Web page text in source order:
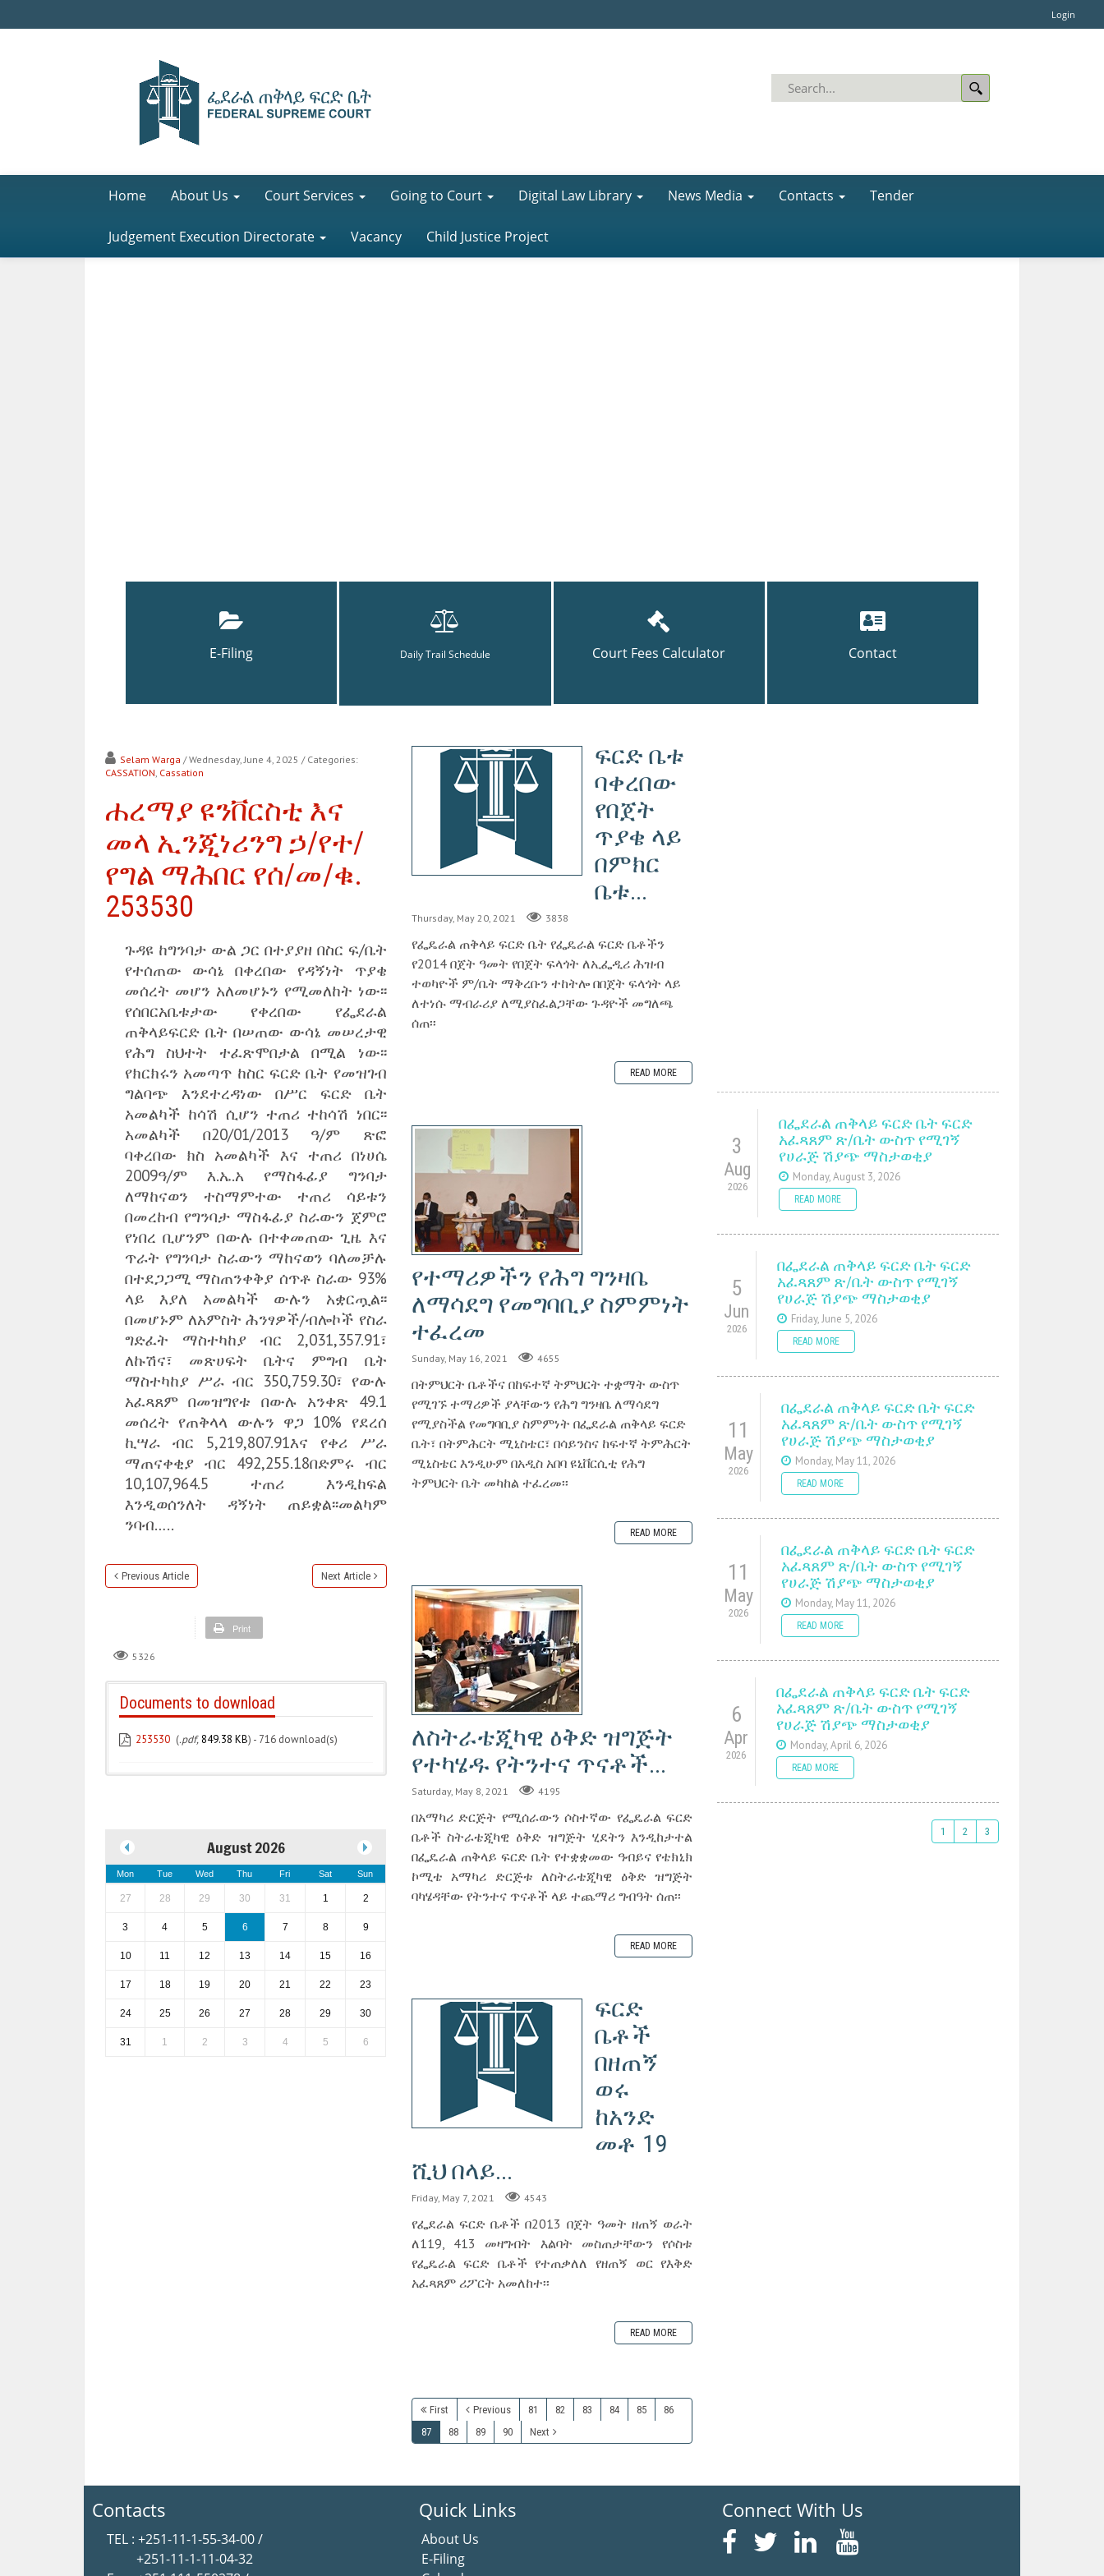
Login
Home About Us Court Services Going to Court Digital Law Library News Media Contacts Tender
Judgement Execution Directorate Vacancy Child Justice Project
E-Filing Daily Trail Schedule Court Fees Calculator Contact
Selam Warga / Wednesday, June 4, 2025 / Categories:
CASSATION, Cassation
ሐረማያ ዩንቨርስቲ እና
መላ ኢንጂነሪንግ ኃ/የተ/
የግል ማሕበር የሰ/መ/ቁ.
253530
ጉዳዩ ከግንባታ ውል ጋር በተያያዘ በስር ፍ/ቤት
የተሰጠው ውሳኔ በቀረበው የዳኝነት ጥያቄ
መሰረት መሆን አለመሆኑን የሚመለከት ነው፡፡
የሰበርአቤቱታው የቀረበው የፌደራል
ጠቅላይፍርድ ቤት በሠጠው ውሳኔ መሠረታዊ
የሕግ ስህተት ተፈጽሞበታል በሚል ነው፡፡
የክርክሩን አመጣጥ ከስር ፍርድ ቤት የመዝገብ
ግልባጭ እንደተረዳነው በሥር ፍርድ ቤት
አመልካች ከሳሽ ሲሆን ተጠሪ ተከሳሽ ነበር፡፡
አመልካች በ20/01/2013 ዓ/ም ጽፎ
ባቀረበው ክስ አመልካች እና ተጠሪ በነሀሴ
2009ዓ/ም እ.ኤ.አ የማስፋፊያ ግንባታ
ለማከናወን ተስማምተው ተጠሪ ሳይቱን
በመረከብ የግንባታ ማስፋፊያ ስራውን ጀምሮ
የነበረ ቢሆንም በውሉ በተቀመጠው ጊዜ እና
ጥራት የግንባታ ስራውን ማከናወን ባለመቻሉ
በተደጋጋሚ ማስጠንቀቅያ ሰጥቶ ስራው 93%
ላይ እያለ አመልካች ውሉን አቋርጧል፡፡
በመሆኑም ለአምስት ሕንፃዎች/ብሎኮች የስራ
ግድፈት ማስተካከያ ብር 2,031,357.91፣
ለኩሽና፣ መጽሀፍት ቤትና ምግብ ቤት
ማስተካከያ ሥራ ብር 350,759.30፣ የውሉ
አፈጻጸም በመዝግየቱ በውሉ አንቀጽ 49.1
መሰረት የጠቅላላ ውሉን ዋጋ 10% የደረሰ
ኪሣራ ብር 5,219,807.91እና የቀሪ ሥራ
ማጠናቀቂያ ብር 492,255.18በድምሩ ብር
10,107,964.5 ተጠሪ እንዲከፍል
እንዲወሰንለት ዳኝነት ጠይቋል፡፡መልካም
ንባብ…..
Previous Article Next Article
Print
5326
Documents to download
253530 (.pdf, 849.38 KB) - 716 download(s)
August 2026
Mon Tue Wed Thu Fri Sat Sun
27 28 29 30 31 1 2
3 4 5 6 7 8 9
10 11 12 13 14 15 16
17 18 19 20 21 22 23
24 25 26 27 28 29 30
31 1 2 3 4 5 6
ፍርድ ቤቱ
ባቀረበው
የበጀት
ጥያቄ ላይ
በምክር
ቤቱ...
Thursday, May 20, 2021 3838
የፌዴራል ጠቅላይ ፍርድ ቤት የፌዴራል ፍርድ ቤቶችን
የ2014 በጀት ዓመት የበጀት ፍላጎት ለኢፌዲሪ ሕዝብ
ተወካዮች ም/ቤት ማቅረቡን ተከትሎ በበጀት ፍላጎት ላይ
ለተነሱ ማብራሪያ ለሚያስፈልጋቸው ጉዳዮች መግለጫ
ሰጠ፡፡
READ MORE
የተማሪዎችን የሕግ ግንዛቤ
ለማሳደግ የመግባቢያ ስምምነት
ተፈረመ
Sunday, May 16, 2021 4655
በትምህርት ቤቶችና በከፍተኛ ትምህርት ተቋማት ውስጥ
የሚገኙ ተማሪዎች ያላቸውን የሕግ ግንዛቤ ለማሳደግ
የሚያስችል የመግባቢያ ስምምነት በፌደራል ጠቅላይ ፍርድ
ቤት፣ በትምሕርት ሚኒስቴር፣ በሳይንስና ከፍተኛ ትምሕርት
ሚኒስቴር እንዲሁም በአዲስ አበባ ዩኒቨርሲቲ የሕግ
ትምህርት ቤት መካከል ተፈረመ፡፡
READ MORE
ለስትራቴጂካዊ ዕቅድ ዝግጅት
የተካሄዱ የትንተና ጥናቶች...
Saturday, May 8, 2021 4195
በአማካሪ ድርጅት የሚሰራውን ሶስተኛው የፌዴራል ፍርድ
ቤቶች ስትራቴጂካዊ ዕቅድ ዝግጅት ሂደትን እንዲከታተል
በፌዴራል ጠቅላይ ፍርድ ቤት የተቋቋመው ዓብይና የቴክኒክ
ኮሚቴ አማካሪ ድርጅቱ ለስትራቴጂካዊ ዕቅድ ዝግጅት
ባካሄዳቸው የትንተና ጥናቶች ላይ ተጨማሪ ግብዓት ሰጠ፡፡
READ MORE
ፍርድ
ቤቶች
በዘጠኝ
ወሩ
ከአንድ
መቶ 19
ሺህ በላይ...
Friday, May 7, 2021 4543
የፌደራል ፍርድ ቤቶች በ2013 በጀት ዓመት ዘጠኝ ወራት
ለ119, 413 መዛግብት እልባት መስጠታቸውን የሶስቱ
የፌዴራል ፍርድ ቤቶች የተጠቃለለ የዘጠኝ ወር የእቅድ
አፈጻጸም ሪፖርት አመለከተ፡፡
READ MORE
First Previous 81 82 83 84 85
86
87
88 89 90 Next
3
Aug
2026
በፌደራል ጠቅላይ ፍርድ ቤት ፍርድ
አፈጻጸም ጽ/ቤት ውስጥ የሚገኝ
የሀራጅ ሽያጭ ማስታወቂያ
Monday, August 3, 2026
READ MORE
5
Jun
2026
በፌደራል ጠቅላይ ፍርድ ቤት ፍርድ
አፈጻጸም ጽ/ቤት ውስጥ የሚገኝ
የሀራጅ ሽያጭ ማስታወቂያ
Friday, June 5, 2026
READ MORE
11
May
2026
በፌደራል ጠቅላይ ፍርድ ቤት ፍርድ
አፈጻጸም ጽ/ቤት ውስጥ የሚገኝ
የሀራጅ ሽያጭ ማስታወቂያ
Monday, May 11, 2026
READ MORE
11
May
2026
በፌደራል ጠቅላይ ፍርድ ቤት ፍርድ
አፈጻጸም ጽ/ቤት ውስጥ የሚገኝ
የሀራጅ ሽያጭ ማስታወቂያ
Monday, May 11, 2026
READ MORE
6
Apr
2026
በፌደራል ጠቅላይ ፍርድ ቤት ፍርድ
አፈጻጸም ጽ/ቤት ውስጥ የሚገኝ
የሀራጅ ሽያጭ ማስታወቂያ
Monday, April 6, 2026
READ MORE
1 2 3
Contacts
TEL : +251-11-1-55-34-00 /
+251-11-1-11-04-32
Quick Links
About Us
E-Filing
Connect With Us